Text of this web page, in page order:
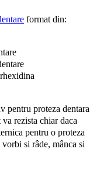
format din:
pentru proteza dentara
rezista chiar daca
pentru o proteza
si râde, mânca si